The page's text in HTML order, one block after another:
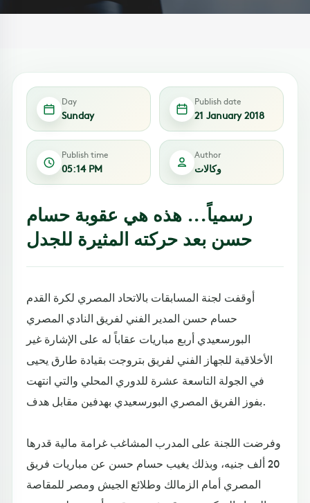
Day
Sunday
Publish date
21 January 2018
Publish time
05:14 PM
Author
وكالات
رسمياً... هذه هي عقوبة حسام
حسن بعد حركته المثيرة للجدل
أوقفت لجنة المسابقات بالاتحاد المصري لكرة القدم
حسام حسن المدير الفني لفريق النادي المصري
البورسعيدي أربع مباريات عقاباً له على الإشارة غير
الأخلاقية للجهاز الفني لفريق بتروجت بقيادة طارق يحيى
في الجولة التاسعة عشرة للدوري المحلي والتي انتهت
بفوز الفريق المصري البورسعيدي بهدفين مقابل هدف.
وفرضت اللجنة على المدرب المشاغب غرامة مالية قدرها
20 ألف جنيه، وبذلك يغيب حسام حسن عن مباريات فريق
المصري أمام الزمالك وطلائع الجيش ومصر للمقاصة